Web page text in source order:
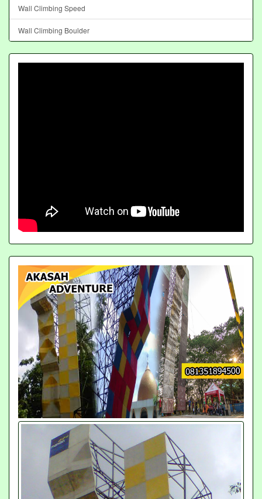
Wall Climbing Speed
Wall Climbing Boulder